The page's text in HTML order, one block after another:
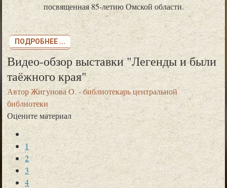
посвященная 85-летию Омской области.
ПОДРОБНЕЕ ...
Видео-обзор выставки "Легенды и были
таёжного края"
АвторЖигунова О. - библиотекарь центральной
библиотеки
Оцените материал
1
2
3
4